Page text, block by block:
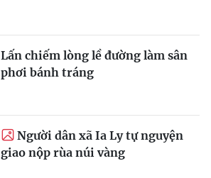
Lấn chiếm lòng lề đường làm sân
phơi bánh tráng
Người dân xã Ia Ly tự nguyện
giao nộp rùa núi vàng